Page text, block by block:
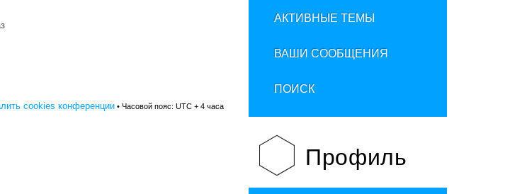
cookies конференции • Часовой пояс: UTC + 4 часа
АКТИВНЫЕ ТЕМЫ
ВАШИ СООБЩЕНИЯ
ПОИСК
Профиль